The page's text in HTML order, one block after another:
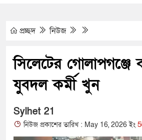
প্রচ্ছদ নিউজ
সিলেটের গোলাপগঞ্জে
যুবদল কর্মী খুন
Sylhet 21
নিউজ প্রকাশের তারিখ : May 16, 2026 ইং